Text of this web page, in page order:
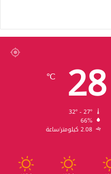
28
℃
66%
2.08 كيلومتر/ساعة